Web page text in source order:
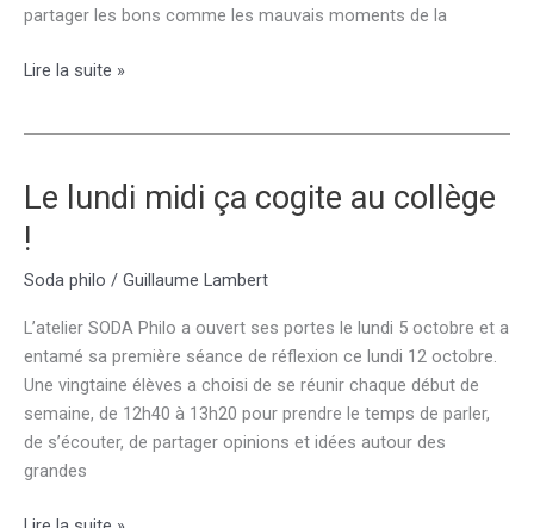
partager les bons comme les mauvais moments de la
Réflexions
l’amitié
Lire la suite »
Le lundi midi ça cogite au collège
!
Soda philo / Guillaume Lambert
L’atelier SODA Philo a ouvert ses portes le lundi 5 octobre et a
entamé sa première séance de réflexion ce lundi 12 octobre.
Une vingtaine élèves a choisi de se réunir chaque début de
semaine, de 12h40 à 13h20 pour prendre le temps de parler,
de s’écouter, de partager opinions et idées autour des
grandes